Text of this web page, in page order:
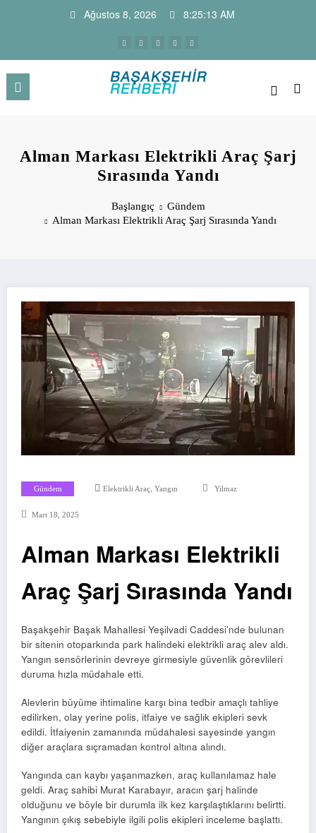
Ağustos 8, 2026 8:25:14 AM
Alman Markası Elektrikli Araç Şarj
Sırasında Yandı
Başlangıç
Gündem
Alman Markası Elektrikli Araç Şarj Sırasında Yandı
Gündem Elektrikli Araç, Yangın Yilmaz
Mart 18, 2025
Alman Markası Elektrikli
Araç Şarj Sırasında Yandı
Başakşehir Başak Mahallesi Yeşilvadi Caddesi’nde bulunan
bir sitenin otoparkında park halindeki elektrikli araç alev aldı.
Yangın sensörlerinin devreye girmesiyle güvenlik görevlileri
duruma hızla müdahale etti.
Alevlerin büyüme ihtimaline karşı bina tedbir amaçlı tahliye
edilirken, olay yerine polis, itfaiye ve sağlık ekipleri sevk
edildi. İtfaiyenin zamanında müdahalesi sayesinde yangın
diğer araçlara sıçramadan kontrol altına alındı.
Yangında can kaybı yaşanmazken, araç kullanılamaz hale
geldi. Araç sahibi Murat Karabayır, aracın şarj halinde
olduğunu ve böyle bir durumla ilk kez karşılaştıklarını belirtti.
Yangının çıkış sebebiyle ilgili polis ekipleri inceleme başlattı.